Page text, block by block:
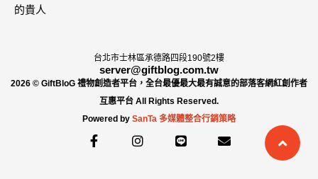
的貴人
台北市士林區承德路四段190號2樓
server@giftblog.com.tw
2026 © GiftBloG 禮物創造者平台，全台最優最大最有誠意的部落客網紅創作者
互惠平台 All Rights Reserved.
Powered by SanTa 多媒體整合行銷策略